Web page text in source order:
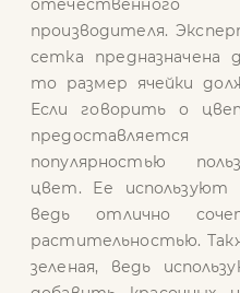
производителя.
сетка предназначена
то размер ячейки
Если говорить о
популярностью
цвет. Ее используют
ведь отлично
растительностью.
зеленая, ведь